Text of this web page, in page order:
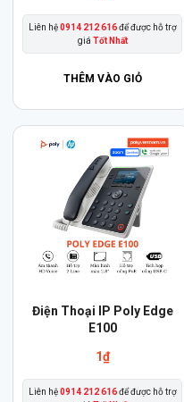
Liên hệ0914 212 616để được hỗ trợ
giá Tốt Nhất
THÊM VÀO GIỎ
Điện Thoại IP Poly Edge
E100
1₫
Liên hệ0914 212 616để được hỗ trợ